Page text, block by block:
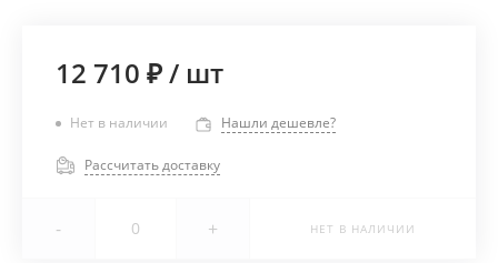
12 710 ₽/ шт
Нет в наличии Нашли дешевле?
Рассчитать доставку
- + НЕТ В НАЛИЧИИ